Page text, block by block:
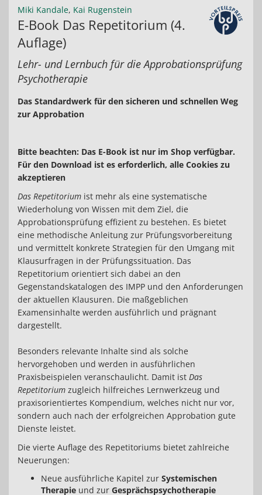
Miki Kandale, Kai Rugenstein
E-Book Das Repetitorium (4.
Auflage)
Lehr- und Lernbuch für die Approbationsprüfung
Psychotherapie
Das Standardwerk für den sicheren und schnellen Weg
zur Approbation
Bitte beachten: Das E-Book ist nur im Shop verfügbar.
Für den Download ist es erforderlich, alle Cookies zu
akzeptieren
Das Repetitorium ist mehr als eine systematische
Wiederholung von Wissen mit dem Ziel, die
Approbationsprüfung effizient zu bestehen. Es bietet
eine methodische Anleitung zur Prüfungsvorbereitung
und vermittelt konkrete Strategien für den Umgang mit
Klausurfragen in der Prüfungssituation. Das
Repetitorium orientiert sich dabei an den
Gegenstandskatalogen des IMPP und den Anforderungen
der aktuellen Klausuren. Die maßgeblichen
Examensinhalte werden ausführlich und prägnant
dargestellt.
Besonders relevante Inhalte sind als solche
hervorgehoben und werden in ausführlichen
Praxisbeispielen veranschaulicht. Damit ist Das
Repetitorium zugleich hilfreiches Lernwerkzeug und
praxisorientiertes Kompendium, welches nicht nur vor,
sondern auch nach der erfolgreichen Approbation gute
Dienste leistet.
Die vierte Auflage des Repetitoriums bietet zahlreiche
Neuerungen:
Neue ausführliche Kapitel zur Systemischen
Therapie und zur Gesprächspsychotherapie